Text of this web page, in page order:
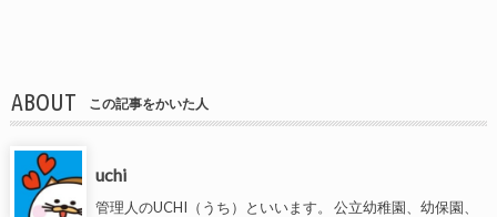
ABOUT この記事をかいた人
uchi
管理人のUCHI（うち）といいます。 公立幼稚園、幼保園、